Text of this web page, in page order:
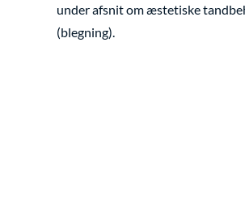
under afsnit om æstetiske
(blegning).